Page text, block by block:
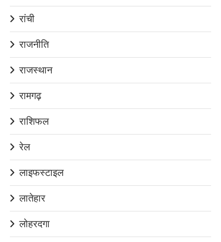
रांची
राजनीति
राजस्थान
रामगढ़
राशिफल
रेल
लाइफस्टाइल
लातेहार
लोहरदगा